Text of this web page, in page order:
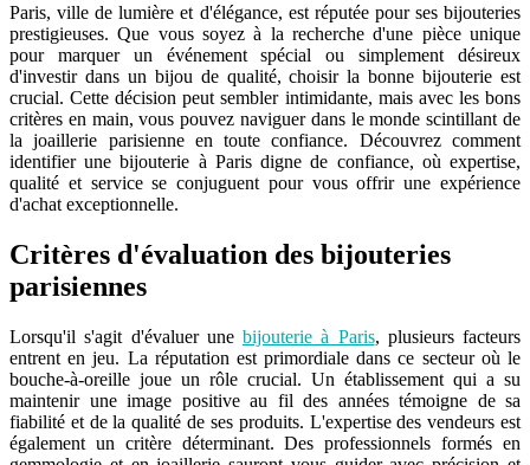
Paris, ville de lumière et d'élégance, est réputée pour ses bijouteries
prestigieuses. Que vous soyez à la recherche d'une pièce unique
pour marquer un événement spécial ou simplement désireux
d'investir dans un bijou de qualité, choisir la bonne bijouterie est
crucial. Cette décision peut sembler intimidante, mais avec les bons
critères en main, vous pouvez naviguer dans le monde scintillant de
la joaillerie parisienne en toute confiance. Découvrez comment
identifier une bijouterie à Paris digne de confiance, où expertise,
qualité et service se conjuguent pour vous offrir une expérience
d'achat exceptionnelle.
Critères d'évaluation des bijouteries
parisiennes
Lorsqu'il s'agit d'évaluer une bijouterie à Paris, plusieurs facteurs
entrent en jeu. La réputation est primordiale dans ce secteur où le
bouche-à-oreille joue un rôle crucial. Un établissement qui a su
maintenir une image positive au fil des années témoigne de sa
fiabilité et de la qualité de ses produits. L'expertise des vendeurs est
également un critère déterminant. Des professionnels formés en